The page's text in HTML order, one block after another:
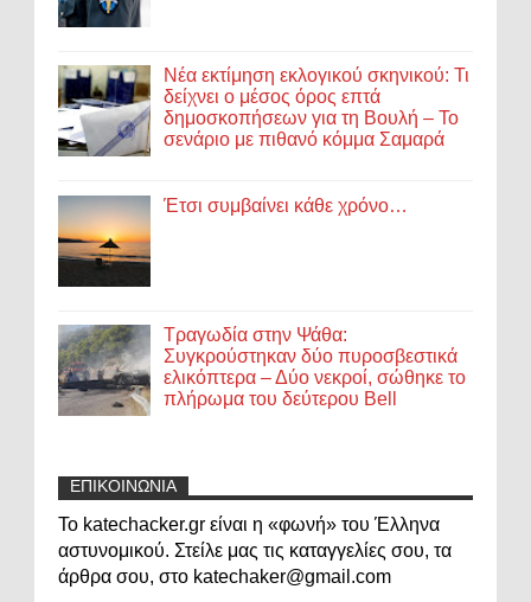
Νέα εκτίμηση εκλογικού σκηνικού: Τι
δείχνει ο μέσος όρος επτά
δημοσκοπήσεων για τη Βουλή – Το
σενάριο με πιθανό κόμμα Σαμαρά
Έτσι συμβαίνει κάθε χρόνο…
Τραγωδία στην Ψάθα:
Συγκρούστηκαν δύο πυροσβεστικά
ελικόπτερα – Δύο νεκροί, σώθηκε το
πλήρωμα του δεύτερου Bell
ΕΠΙΚΟΙΝΩΝΙΑ
Το katechacker.gr είναι η «φωνή» του Έλληνα
αστυνομικού. Στείλε μας τις καταγγελίες σου, τα
άρθρα σου, στο katechaker@gmail.com